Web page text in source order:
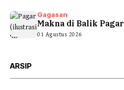
Gagasan
Makna di Balik Pagar
01 Agustus 2026
ARSIP